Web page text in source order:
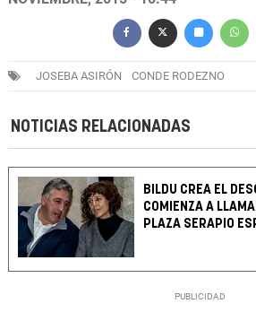
JOSEBA ASIRÓN CONDE RODEZNO
NOTICIAS RELACIONADAS
BILDU CREA EL
COMIENZA A
PLAZA SERAPIO